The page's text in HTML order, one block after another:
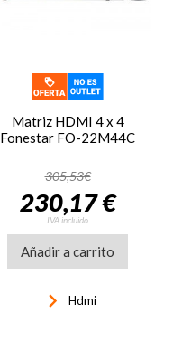
Matriz HDMI 4 x 4
Fonestar FO-22M44C
305,53€
230,17 €
IVA incluido
Añadir a carrito
keyboard_arrow_right Hdmi